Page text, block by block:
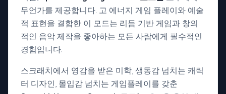
무언가를 제공합니다. 고 에너지 게임 플레이와 예술
적 표현을 결합한 이 모드는 리듬 기반 게임과 창의
적인 음악 제작을 좋아하는 모든 사람에게 필수적인
경험입니다.
스크래치에서 영감을 받은 미학, 생동감 넘치는 캐릭
터 디자인, 몰입감 넘치는 게임플레이를 갖춘